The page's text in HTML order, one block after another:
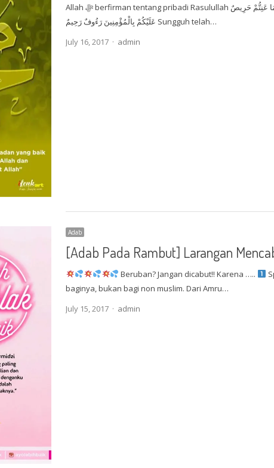
Allah ﷻ berfirman tentang pribadi Rasulullah ﷺ: لَقَدْ جَاءَكُمْ رَسُولٌ مِنْ أَنْفُسِكُمْ عَزِيزٌ عَلَيْهِ مَا عَنِتُّمْ حَرِيصٌ
عَلَيْكُمْ بِالْمُؤْمِنِينَ رَءُوفٌ رَحِيمٌ Sungguh telah…
July 16, 2017
Author
admin
Adab
[Adab Pada Rambut] Larangan
Beruban? Jangan dicabut!! Karena …..
baginya, bukan bagi non muslim. Dari Amru…
July 15, 2017
Author
admin